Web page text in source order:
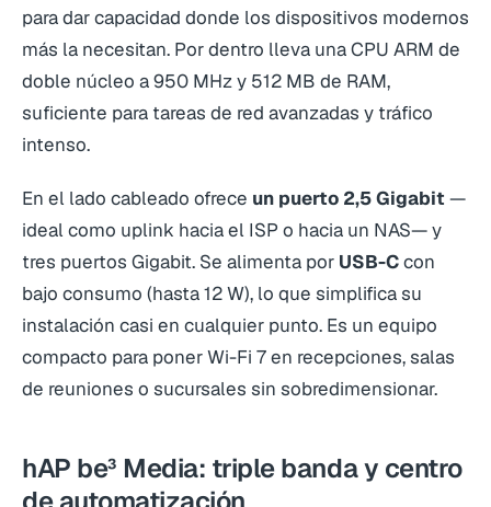
para dar capacidad donde los dispositivos modernos
más la necesitan. Por dentro lleva una CPU ARM de
doble núcleo a 950 MHz y 512 MB de RAM,
suficiente para tareas de red avanzadas y tráfico
intenso.
En el lado cableado ofrece un puerto 2,5 Gigabit —
ideal como uplink hacia el ISP o hacia un NAS— y
tres puertos Gigabit. Se alimenta por USB-Ccon
bajo consumo (hasta 12 W), lo que simplifica su
instalación casi en cualquier punto. Es un equipo
compacto para poner Wi-Fi 7 en recepciones, salas
de reuniones o sucursales sin sobredimensionar.
hAP be³ Media: triple banda y centro